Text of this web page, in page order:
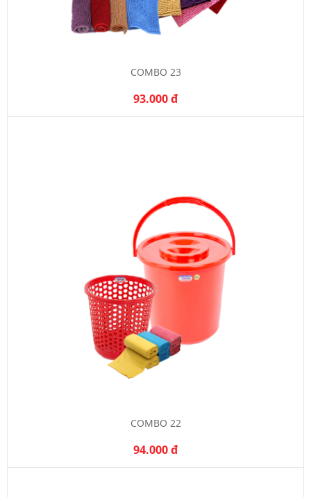
COMBO 23
93.000 đ
COMBO 22
94.000 đ